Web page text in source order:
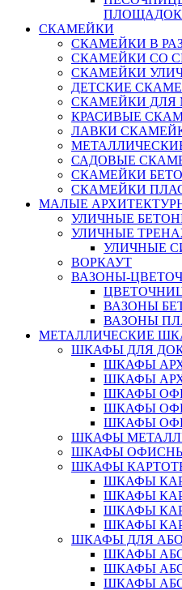
ПЛОЩАДОК
СКАМЕЙКИ
СКАМЕЙКИ В
СКАМЕЙКИ СО
СКАМЕЙКИ
ДЕТСКИЕ
СКАМЕЙКИ ДЛЯ
КРАСИВЫЕ
ЛАВКИ
САДОВЫЕ
СКАМЕЙКИ
СКАМЕЙКИ
МАЛЫЕ
УЛИЧНЫЕ
УЛИЧНЫЕ
УЛИЧНЫЕ
ВОРКАУТ
ВАЗОНЫ-
ВАЗОНЫ
ВАЗОНЫ
МЕТАЛЛИЧЕСКИЕ
ШКАФЫ ДЛЯ
ШКАФЫ
ШКАФЫ
ШКАФЫ
ШКАФЫ
ШКАФЫ
ШКАФЫ
ШКАФЫ
ШКАФЫ
ШКАФЫ
ШКАФЫ
ШКАФЫ
ШКАФЫ
ШКАФЫ ДЛЯ
ШКАФЫ
ШКАФЫ
ШКАФЫ